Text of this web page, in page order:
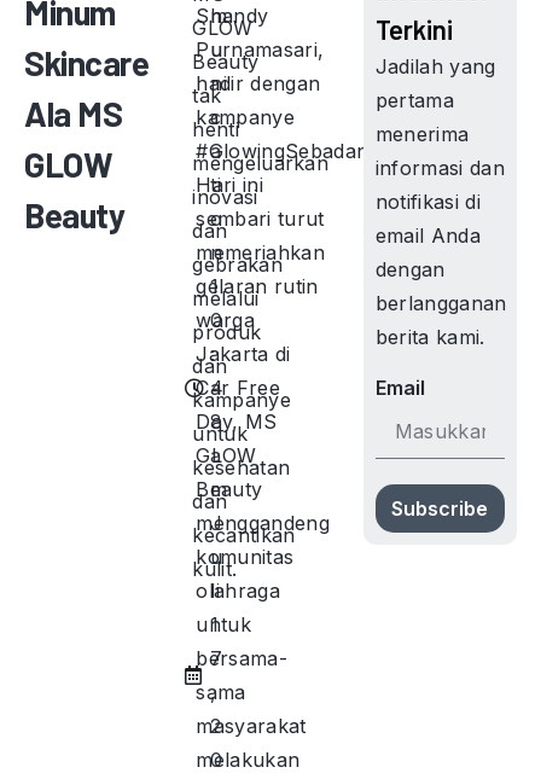
Minum
Skincare
Ala MS
GLOW
Beauty
m
u
ni
c
a
ti
o
n
1
0
:
4
8
a
m
J
u
li
1
7
,
2
0
GLOW
Beauty
tak
henti
mengeluarkan
inovasi
dan
gebrakan
melalui
produk
dan
kampanye
untuk
kesehatan
dan
kecantikan
kulit.
Shandy
Purnamasari,
hadir dengan
kampanye
#GlowingSebadan.
Hari ini
sembari turut
memeriahkan
gelaran rutin
warga
Jakarta di
Car Free
Day, MS
GLOW
Beauty
menggandeng
komunitas
olahraga
untuk
bersama-
sama
masyarakat
melakukan
Terkini
Jadilah yang
pertama
menerima
informasi dan
notifikasi di
email Anda
dengan
berlangganan
berita kami.
Email
Subscribe